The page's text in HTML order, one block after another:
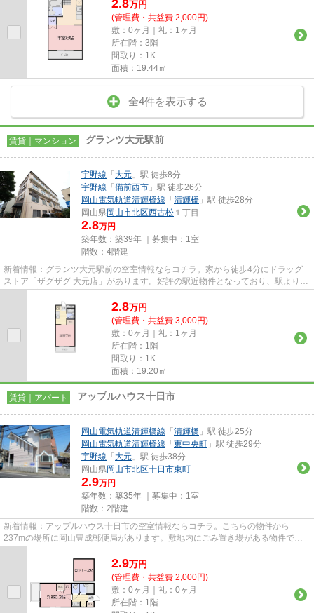
2.8万円
(管理費・共益費 2,000円)
敷：0ヶ月｜礼：1ヶ月
所在階：3階
間取り：1K
面積：19.44㎡
全4件を表示する
賃貸｜マンション グランツ大元駅前
宇野線 「 大元 」駅 徒歩8分
宇野線 「 備前西市 」駅 徒歩26分
岡山電気軌道清輝橋線 「 清輝橋 」駅 徒歩28分
岡山県岡山市北区西古松 １丁目
2.8万円
築年数：築39年 ｜募集中： 1室
階数：4階建
新着情報：グランツ大元駅前の空室情報ならコチラ。家から徒歩4分にドラッグ
ストア「ザグザグ 大元店」があります。好評の駅近物件となっており、駅より徒
2.8万円
(管理費・共益費 3,000円)
敷：0ヶ月｜礼：1ヶ月
所在階：1階
間取り：1K
面積：19.20㎡
賃貸｜アパート アップルハウス十日市
岡山電気軌道清輝橋線 「 清輝橋 」駅 徒歩25分
岡山電気軌道清輝橋線 「 東中央町 」駅 徒歩29分
宇野線 「 大元 」駅 徒歩38分
岡山県岡山市北区十日市東町
2.9万円
築年数：築35年 ｜募集中： 1室
階数：2階建
新着情報：アップルハウス十日市の空室情報ならコチラ。こちらの物件から
237mの場所に岡山豊成郵便局があります。敷地内にごみ置き場がある物件で
2.9万円
(管理費・共益費 2,000円)
敷：0ヶ月｜礼：0ヶ月
所在階：1階